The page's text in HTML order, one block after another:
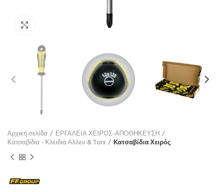
Αρχική σελίδα
ΕΡΓΑΛΕΙΑ ΧΕΙΡΟΣ-ΑΠΟΘΗΚΕΥΣΗ
Κατσαβίδια - Κλειδιά Αλλεν & Torx
Κατσαβίδια Χειρός